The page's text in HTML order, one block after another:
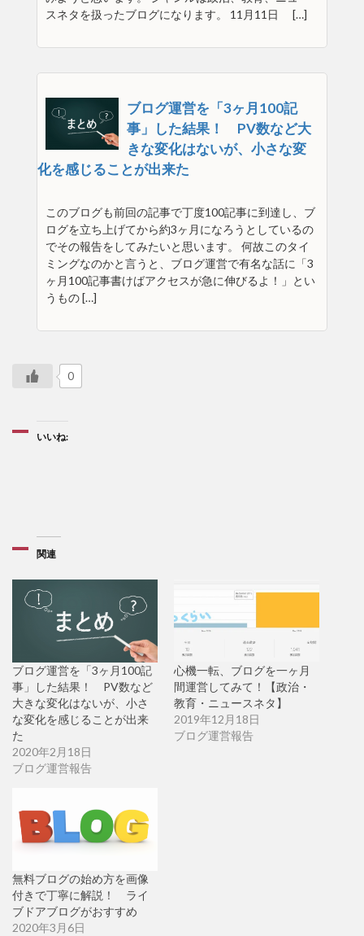
スネタを扱ったブログになります。 11月11日 […]
ブログ運営を「3ヶ月100記
事」した結果！ PV数など大
きな変化はないが、小さな変
化を感じることが出来た
このブログも前回の記事で丁度100記事に到達し、ブ
ログを立ち上げてから約3ヶ月になろうとしているの
でその報告をしてみたいと思います。 何故このタイ
ミングなのかと言うと、ブログ運営で有名な話に「3
ヶ月100記事書けばアクセスが急に伸びるよ！」とい
うもの […]
0
いいね:
関連
ブログ運営を「3ヶ月100記
事」した結果！ PV数など
大きな変化はないが、小さ
な変化を感じることが出来
た
2020年2月18日
ブログ運営報告
心機一転、ブログを一ヶ月
間運営してみて！【政治・
教育・ニュースネタ】
2019年12月18日
ブログ運営報告
無料ブログの始め方を画像
付きで丁寧に解説！ ライ
ブドアブログがおすすめ
2020年3月6日